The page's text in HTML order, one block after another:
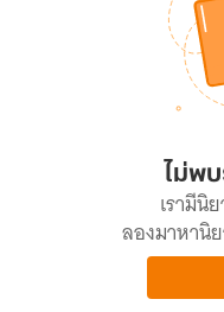
ไม่พ
เรามีนิ
ลองมาหานิ